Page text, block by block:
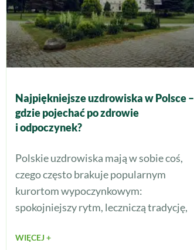
Najpiękniejsze uzdrowiska w Polsce –
gdzie pojechać po zdrowie
i odpoczynek?
Polskie uzdrowiska mają w sobie coś,
czego często brakuje popularnym
kurortom wypoczynkowym:
spokojniejszy rytm, leczniczą tradycję,
WIĘCEJ +